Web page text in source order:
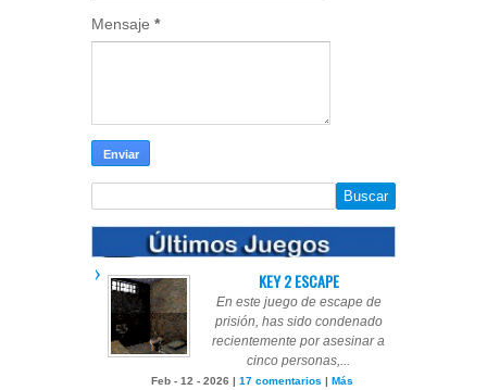
Mensaje *
KEY 2 ESCAPE
En este juego de escape de
prisión, has sido condenado
recientemente por asesinar a
cinco personas,...
Feb - 12 - 2026 | 17 comentarios | Más